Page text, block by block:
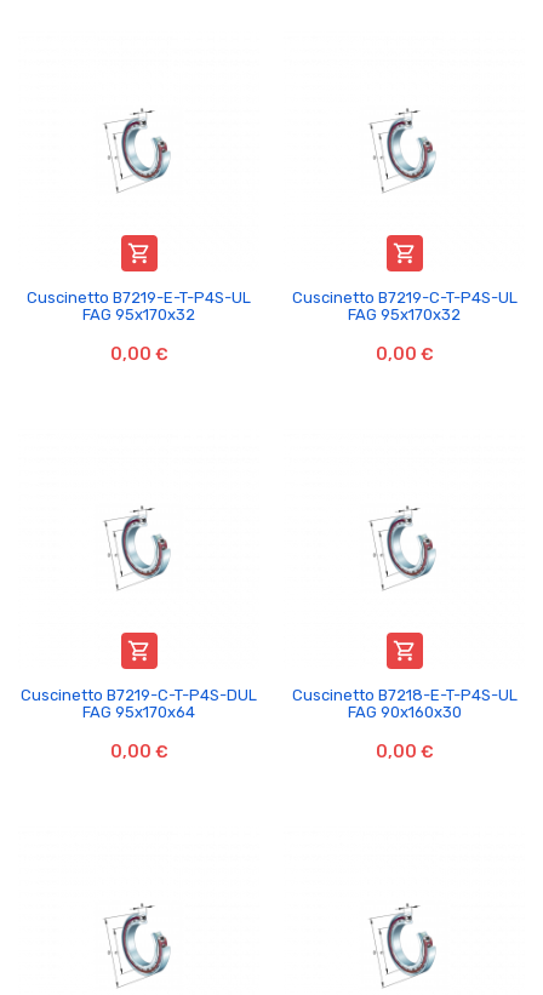

Cuscinetto B7219-E-T-P4S-UL
FAG 95x170x32
0,00 €

Cuscinetto B7219-C-T-P4S-UL
FAG 95x170x32
0,00 €

Cuscinetto B7219-C-T-P4S-DUL
FAG 95x170x64
0,00 €

Cuscinetto B7218-E-T-P4S-UL
FAG 90x160x30
0,00 €